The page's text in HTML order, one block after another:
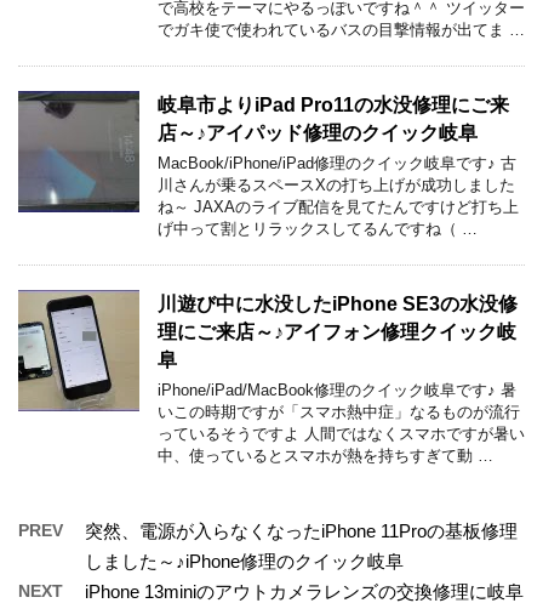
で高校をテーマにやるっぽいですね＾＾ ツイッター
でガキ使で使われているバスの目撃情報が出てま …
岐阜市よりiPad Pro11の水没修理にご来
店～♪アイパッド修理のクイック岐阜
MacBook/iPhone/iPad修理のクイック岐阜です♪ 古
川さんが乗るスペースXの打ち上げが成功しました
ね～ JAXAのライブ配信を見てたんですけど打ち上
げ中って割とリラックスしてるんですね（ …
川遊び中に水没したiPhone SE3の水没修
理にご来店～♪アイフォン修理クイック岐
阜
iPhone/iPad/MacBook修理のクイック岐阜です♪ 暑
いこの時期ですが「スマホ熱中症」なるものが流行
っているそうですよ 人間ではなくスマホですが暑い
中、使っているとスマホが熱を持ちすぎて動 …
PREV
突然、電源が入らなくなったiPhone 11Proの基板修理
しました～♪iPhone修理のクイック岐阜
NEXT
iPhone 13miniのアウトカメラレンズの交換修理に岐阜